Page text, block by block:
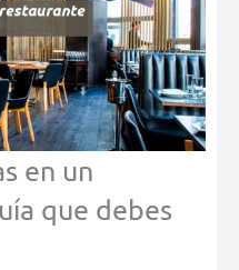
en un
que debes